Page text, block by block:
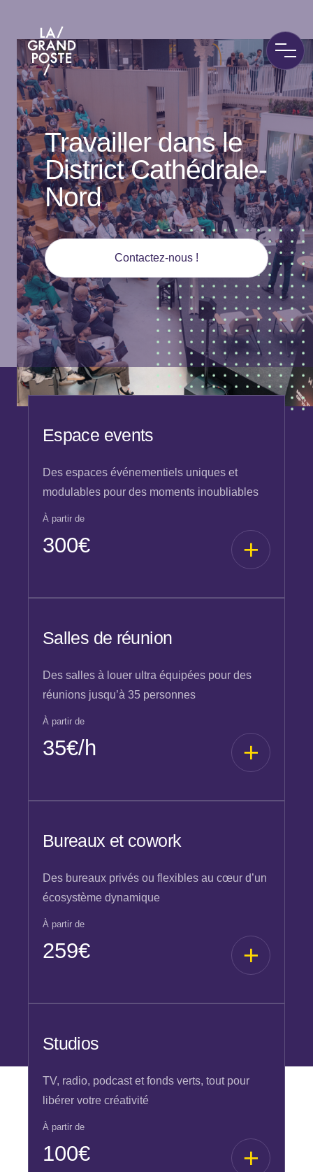
La Grand Poste
Travailler dans le
District Cathédrale-
Nord
Contactez-nous !
Espace events
Des espaces événementiels uniques et
modulables pour des moments inoubliables
À partir de
300€
Salles de réunion
Des salles à louer ultra équipées pour des
réunions jusqu’à 35 personnes
À partir de
35€/h
Bureaux et cowork
Des bureaux privés ou flexibles au cœur d’un
écosystème dynamique
À partir de
259€
Studios
TV, radio, podcast et fonds verts, tout pour
libérer votre créativité
À partir de
100€